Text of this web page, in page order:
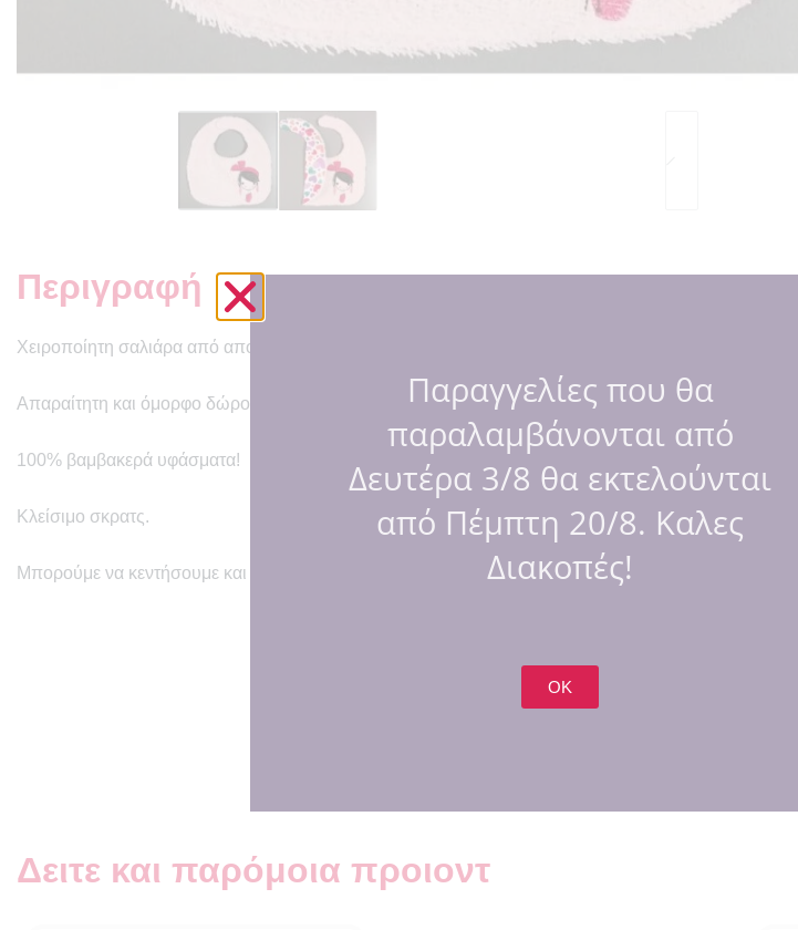
Περιγραφή
Χειροποίητη σαλιάρα από απορροφητική ροζ πετσέτα με κεντημένο ένα κοριτσάκι και στο πίσω
Απαραίτητη και όμορφο δώρο για τα μικρά μας!
100% βαμβακερά υφάσματα!
Κλείσιμο σκρατς.
Μπορούμε να κεντήσουμε και όνομα αν το επιθυμείτε!
Δειτε και παρόμοια προιοντ
Παραγγελίες που θα
παραλαμβάνονται από
Δευτέρα 3/8 θα εκτελούνται
από Πέμπτη 20/8. Καλες
Διακοπές!
OK